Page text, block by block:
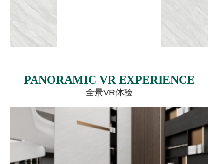
PANORAMIC VR EXPERIENCE
全景VR体验